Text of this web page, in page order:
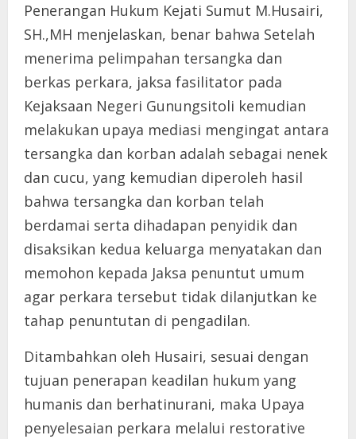
Penerangan Hukum Kejati Sumut M.Husairi,
SH.,MH menjelaskan, benar bahwa Setelah
menerima pelimpahan tersangka dan
berkas perkara, jaksa fasilitator pada
Kejaksaan Negeri Gunungsitoli kemudian
melakukan upaya mediasi mengingat antara
tersangka dan korban adalah sebagai nenek
dan cucu, yang kemudian diperoleh hasil
bahwa tersangka dan korban telah
berdamai serta dihadapan penyidik dan
disaksikan kedua keluarga menyatakan dan
memohon kepada Jaksa penuntut umum
agar perkara tersebut tidak dilanjutkan ke
tahap penuntutan di pengadilan.
Ditambahkan oleh Husairi, sesuai dengan
tujuan penerapan keadilan hukum yang
humanis dan berhatinurani, maka Upaya
penyelesaian perkara melalui restorative